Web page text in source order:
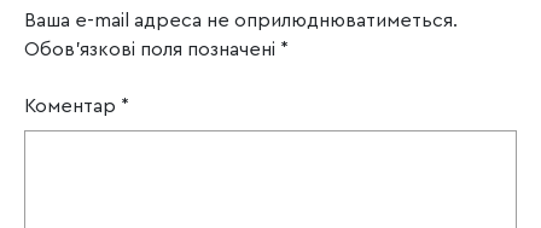
Ваша e-mail адреса не оприлюднюватиметься.
Обов’язкові поля позначені *
Коментар *